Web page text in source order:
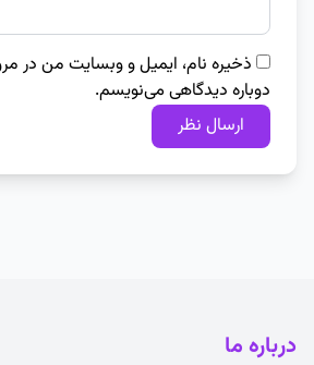
ذخیره نام، ایمیل و وبسایت من در
دوباره دیدگاهی می‌نویسم.
درباره ما